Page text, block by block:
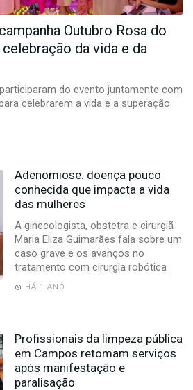
Outubro Rosa do
da vida e da
do evento juntamente com
celebrarem a vida e a superação
Adenomiose: doença pouco
conhecida que impacta a vida
das mulheres
A ginecologista, obstetra e cirurgiã
Maria Eliza Guimarães fala sobre um
caso grave e os avanços no
tratamento com cirurgia robótica
HÁ 1 ANO
Profissionais da limpeza pública
em Campos retomam serviços
após manifestação e
paralisação